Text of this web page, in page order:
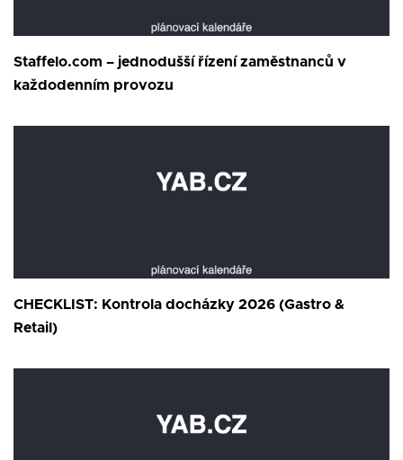
Staffelo.com – jednodušší řízení zaměstnanců v
každodenním provozu
CHECKLIST: Kontrola docházky 2026 (Gastro &
Retail)